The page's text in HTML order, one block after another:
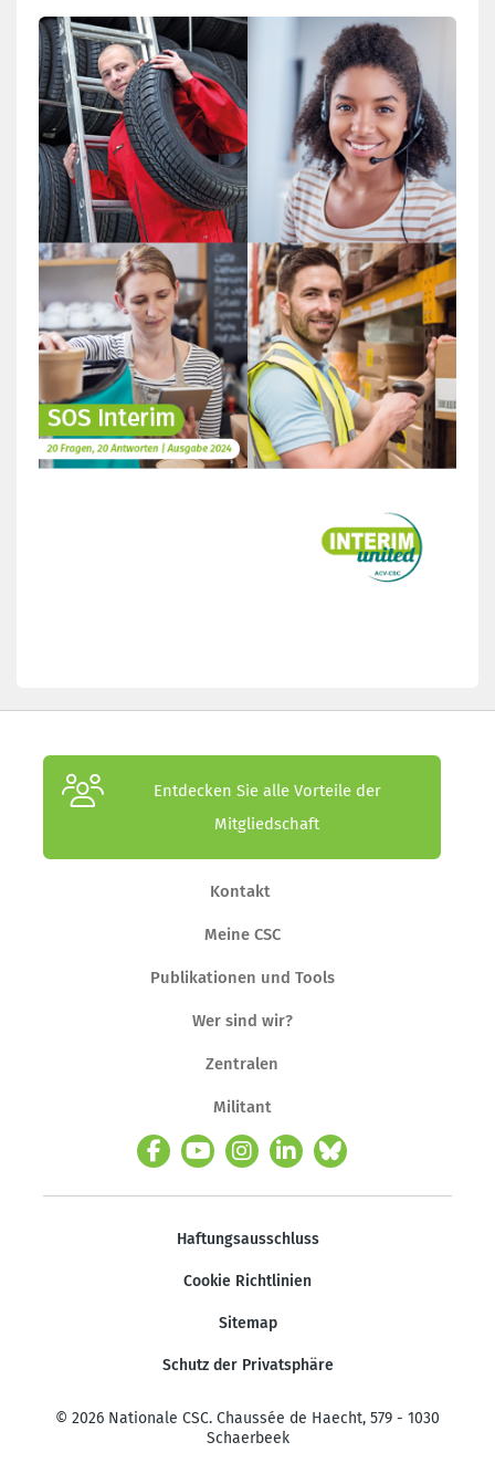
Entdecken Sie alle Vorteile der
Mitgliedschaft
Kontakt
Meine CSC
Publikationen und Tools
Wer sind wir?
Zentralen
Militant
Haftungsausschluss
Cookie Richtlinien
Sitemap
Schutz der Privatsphäre
© 2026 Nationale CSC. Chaussée de Haecht, 579 - 1030
Schaerbeek